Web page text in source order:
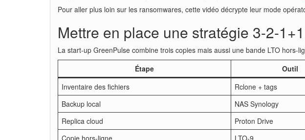
Pour aller plus loin sur les ransomwares, cette vidéo décrypte leur mode
Mettre en place une stratégie 3-2-
La start-up GreenPulse combine trois copies mais aussi une bande LTO hors-
Étape
Outil
Inventaire des fichiers
Rclone + tags
Backup local
NAS Synology
Replica cloud
Proton Drive
Copie hors-ligne
LTO-9